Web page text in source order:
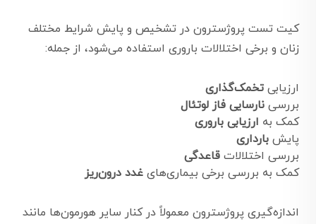
کیت تست پروژسترون در تشخیص و پایش شرایط مختلف
زنان و برخی اختلالات باروری استفاده می‌شود، از جمله:
ارزیابی تخمک‌گذاری
بررسی نارسایی فاز لوتئال
کمک به ارزیابی باروری
پایش بارداری
بررسی اختلالات قاعدگی
کمک به بررسی برخی بیماری‌های غدد درون‌ریز
اندازه‌گیری پروژسترون معمولاً در کنار سایر هورمون‌ها مانند